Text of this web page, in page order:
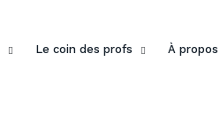
Le coin des profs À propos